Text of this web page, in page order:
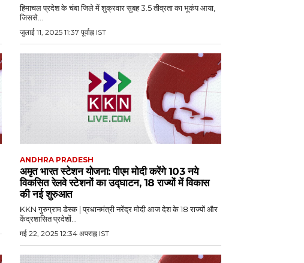
हिमाचल प्रदेश के चंबा जिले में शुक्रवार सुबह 3.5 तीव्रता का भूकंप आया,
जिससे...
जुलाई 11, 2025 11:37 पूर्वाह्न IST
ANDHRA PRADESH
अमृत भारत स्टेशन योजना: पीएम मोदी करेंगे 103 नये
विकसित रेलवे स्टेशनों का उद्घाटन, 18 राज्यों में विकास
की नई शुरुआत
KKN गुरुग्राम डेस्क | प्रधानमंत्री नरेंद्र मोदी आज देश के 18 राज्यों और
केंद्रशासित प्रदेशों...
मई 22, 2025 12:34 अपराह्न IST